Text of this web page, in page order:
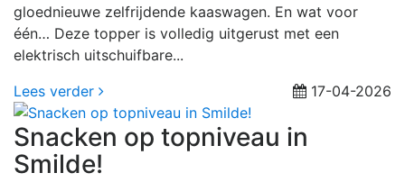
gloednieuwe zelfrijdende kaaswagen. En wat voor
één… Deze topper is volledig uitgerust met een
elektrisch uitschuifbare...
Lees verder
17-04-2026
Snacken op topniveau in
Smilde!